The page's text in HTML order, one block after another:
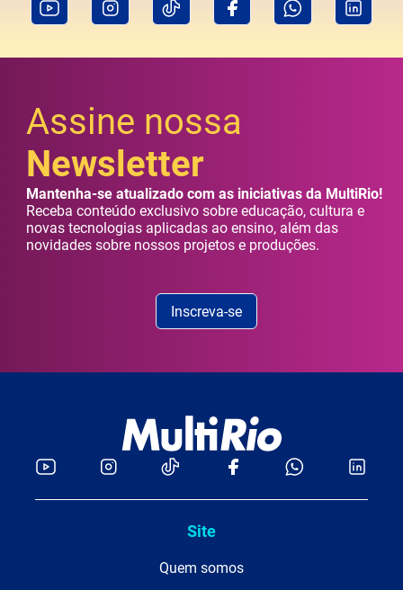
Assine nossa
Newsletter
Mantenha-se atualizado com as iniciativas da MultiRio!
Receba conteúdo exclusivo sobre educação, cultura e
novas tecnologias aplicadas ao ensino, além das
novidades sobre nossos projetos e produções.
Inscreva-se
Site
Quem somos